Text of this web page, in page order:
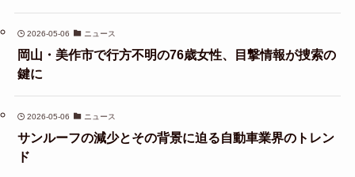
2026-05-06 ニュース
岡山・美作市で行方不明の76歳女性、目撃情報が捜索の
鍵に
2026-05-06 ニュース
サンルーフの減少とその背景に迫る自動車業界のトレン
ド